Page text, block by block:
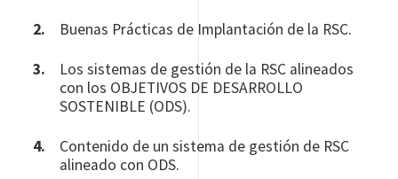
Buenas Prácticas de Implantación de la RSC.
Los sistemas de gestión de la RSC alineados
con los OBJETIVOS DE DESARROLLO
SOSTENIBLE (ODS).
Contenido de un sistema de gestión de RSC
alineado con ODS.